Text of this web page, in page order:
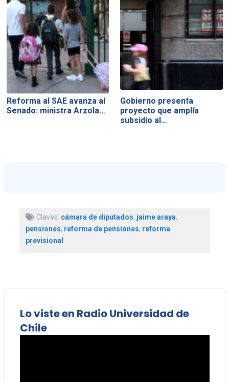
Reforma al SAE avanza al
Senado: ministra Arzola…
Gobierno presenta
proyecto que amplía
subsidio al…
Claves: cámara de diputados, jaime araya,
pensiones, reforma de pensiones, reforma
previsional
Lo viste en Radio Universidad de
Chile